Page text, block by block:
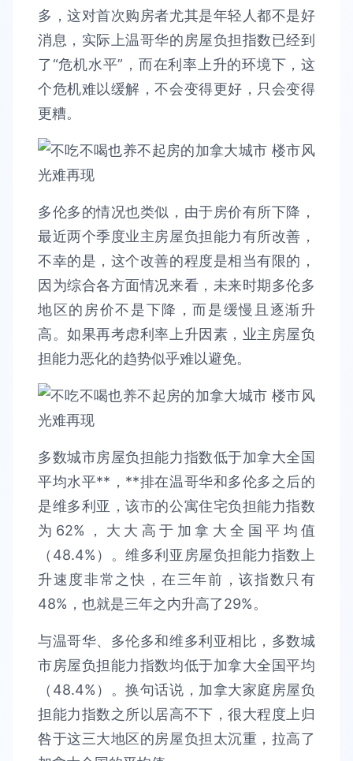
多，这对首次购房者尤其是年轻人都不是好
消息，实际上温哥华的房屋负担指数已经到
了“危机水平”，而在利率上升的环境下，这
个危机难以缓解，不会变得更好，只会变得
更糟。
多伦多的情况也类似，由于房价有所下降，
最近两个季度业主房屋负担能力有所改善，
不幸的是，这个改善的程度是相当有限的，
因为综合各方面情况来看，未来时期多伦多
地区的房价不是下降，而是缓慢且逐渐升
高。如果再考虑利率上升因素，业主房屋负
担能力恶化的趋势似乎难以避免。
多数城市房屋负担能力指数低于加拿大全国
平均水平**，**排在温哥华和多伦多之后的
是维多利亚，该市的公寓住宅负担能力指数
为62%，大大高于加拿大全国平均值
（48.4%）。维多利亚房屋负担能力指数上
升速度非常之快，在三年前，该指数只有
48%，也就是三年之内升高了29%。
与温哥华、多伦多和维多利亚相比，多数城
市房屋负担能力指数均低于加拿大全国平均
（48.4%）。换句话说，加拿大家庭房屋负
担能力指数之所以居高不下，很大程度上归
咎于这三大地区的房屋负担太沉重，拉高了